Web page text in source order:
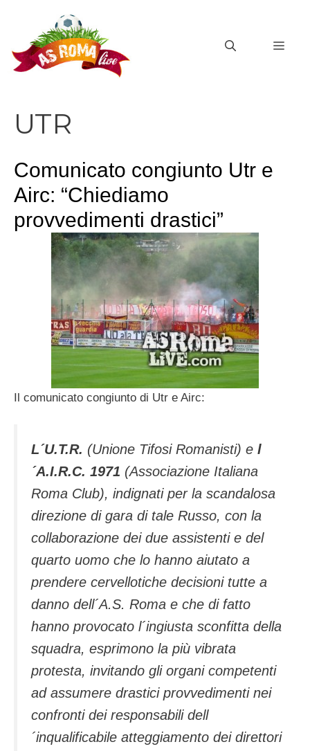
contenuto
UTR
Comunicato congiunto Utr e
Airc: “Chiediamo
provvedimenti drastici”
Il comunicato congiunto di Utr e Airc:
L´U.T.R. (Unione Tifosi Romanisti) e l
´A.I.R.C. 1971 (Associazione Italiana
Roma Club), indignati per la scandalosa
direzione di gara di tale Russo, con la
collaborazione dei due assistenti e del
quarto uomo che lo hanno aiutato a
prendere cervellotiche decisioni tutte a
danno dell´A.S. Roma e che di fatto
hanno provocato l´ingiusta sconfitta della
squadra, esprimono la più vibrata
protesta, invitando gli organi competenti
ad assumere drastici provvedimenti nei
confronti dei responsabili dell
´inqualificabile atteggiamento dei direttori